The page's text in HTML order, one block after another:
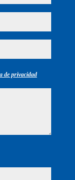
de privacidad